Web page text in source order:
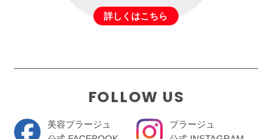
詳しくはこちら
FOLLOW US
美容プラージュ
プラージュ